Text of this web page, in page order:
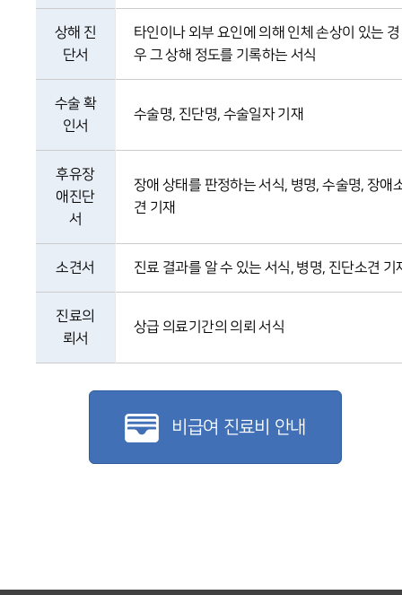
상해 진
단서
타인이나 외부 요인에 의해 인체 손상이 있는 경
우 그 상해 정도를 기록하는 서식
수술 확
인서
수술명, 진단명, 수술일자 기재
후유장
애진단
서
장애 상태를 판정하는 서식, 병명, 수술명, 장애
견 기재
소견서 진료 결과를 알 수 있는 서식, 병명, 진단소견 기
진료의
뢰서
상급 의료기간의 의뢰 서식
비급여 진료비 안내